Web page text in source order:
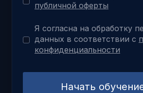
публичной оферты
Я согласна на обработку
данных в соответствии с
конфиденциальности
Начать